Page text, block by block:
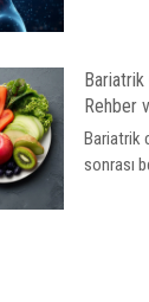
Bariatrik
Rehber
Bariatrik
sonrası